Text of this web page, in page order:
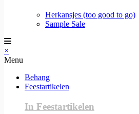
Herkansjes (too good to go)
Sample Sale
×
Menu
Behang
Feestartikelen
In Feestartikelen